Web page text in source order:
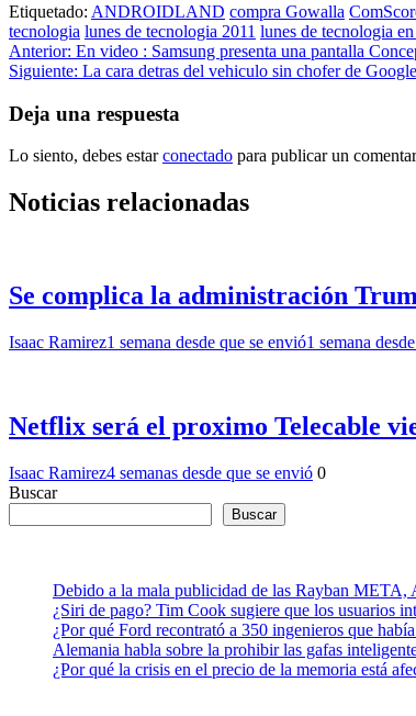
Etiquetado: ANDROIDLAND compra Gowalla
tecnologia lunes de tecnologia 2011 lunes de tecnologia
Navegación
de
entradas
Anterior: En video : Samsung presenta una pantalla
Siguiente: La cara detras del vehiculo sin chofer de Google
Deja una respuesta
Lo siento, debes estarconectado para publicar un
Noticias relacionadas
Se complica la administración
Isaac Ramirez1 semana desde que se envió1 semana
Netflix será el proximo Telecable
Isaac Ramirez4 semanas desde que se envió 0
Buscar
Buscar
Debido a la mala publicidad de las Rayban META,
¿Siri de pago? Tim Cook sugiere que los usuarios
¿Por qué Ford recontrató a 350 ingenieros que
Alemania habla sobre la prohibir las gafas
¿Por qué la crisis en el precio de la memoria está